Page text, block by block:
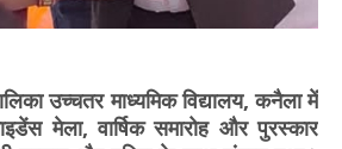
उच्चतर माध्यमिक विद्यालय, कनैला में
मेला, वार्षिक समारोह और पुरस्कार